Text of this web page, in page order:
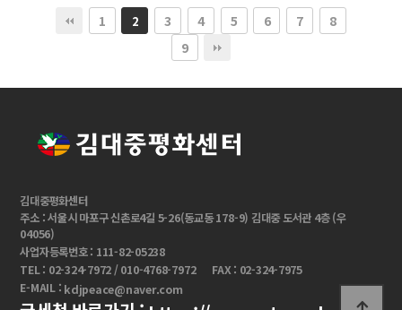
1 2 3 4 5 6 7
8
9
김대중평화센터
주소 : 서울시 마포구 신촌로4길 5-26(동교동 178-9) 김대중 도서관 4층 (우
04056)
사업자등록번호 : 111-82-05238
TEL : 02-324-7972 / 010-4768-7972
FAX : 02-324-7975
E-MAIL : kdjpeace@naver.com